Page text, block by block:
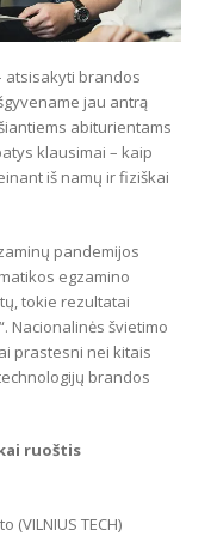
atsisakyti brandos
jau antrą
abiturientams
klausimai – kaip
iš namų ir fiziškai
pandemijos
egzamino
tokie rezultatai
Nacionalinės švietimo
prastesni nei kitais
brandos
ruoštis
TECH)